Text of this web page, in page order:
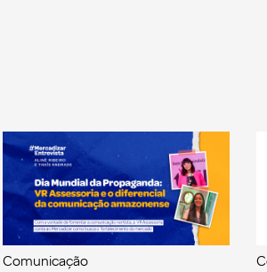
Comunicação